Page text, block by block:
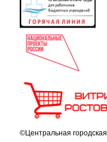
©Центральная